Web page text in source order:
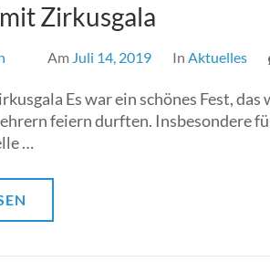
Zirkusgala
Am Juli 14, 2019 In Aktuelles
Es war ein schönes Fest,
feiern durften. Insbesondere
…